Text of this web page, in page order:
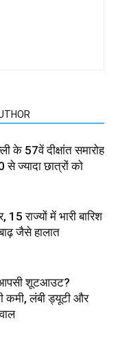
के 57वें दीक्षांत समारोह
ज्यादा छात्रों को
राज्यों में भारी बारिश
जैसे हालात
आपसी शूटआउट?
कमी, लंबी ड्यूटी और